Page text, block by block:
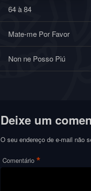
64 à 84
Mate-me Por Favor
Non ne Posso Piú
Deixe um
O seu endereço de e-mail não
Comentário *